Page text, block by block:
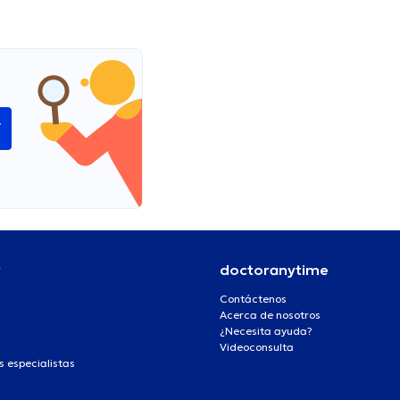
especialistas
doctoranytime
Contáctenos
Acerca de nosotros
¿Necesita ayuda?
Videoconsulta